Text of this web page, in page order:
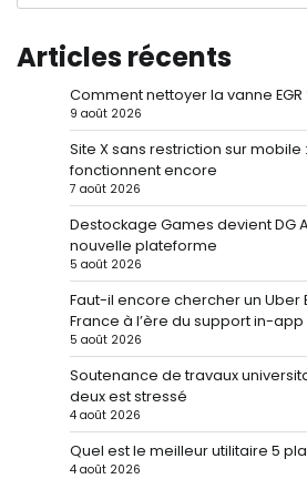
Articles récents
Comment nettoyer la vanne EGR
9 août 2026
Site X sans restriction sur
fonctionnent encore
7 août 2026
Destockage Games devient DG
nouvelle plateforme
5 août 2026
Faut-il encore chercher un Uber
France à l’ère du support in-app
5 août 2026
Soutenance de travaux
deux est stressé
4 août 2026
Quel est le meilleur utilitaire 5
4 août 2026